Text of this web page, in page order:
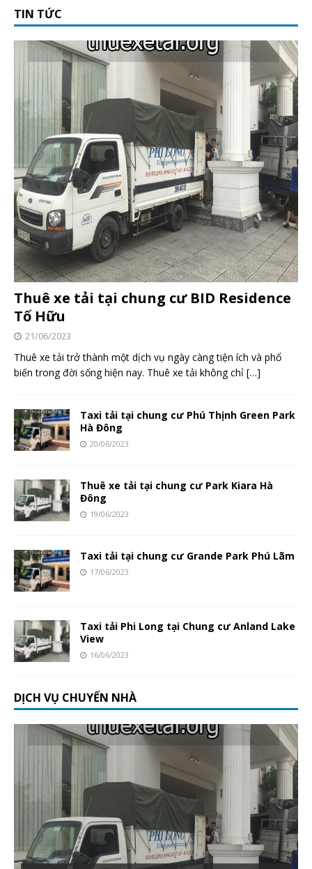
TIN TỨC
Thuê xe tải tại chung cư BID Residence
Tố Hữu
21/06/2023
Thuê xe tải trở thành một dịch vụ ngày càng tiện ích và phổ
biến trong đời sống hiện nay. Thuê xe tải không chỉ […]
Taxi tải tại chung cư Phú Thịnh Green Park
Hà Đông
20/06/2023
Thuê xe tải tại chung cư Park Kiara Hà
Đông
19/06/2023
Taxi tải tại chung cư Grande Park Phú Lãm
17/06/2023
Taxi tải Phi Long tại Chung cư Anland Lake
View
16/06/2023
DỊCH VỤ CHUYỂN NHÀ